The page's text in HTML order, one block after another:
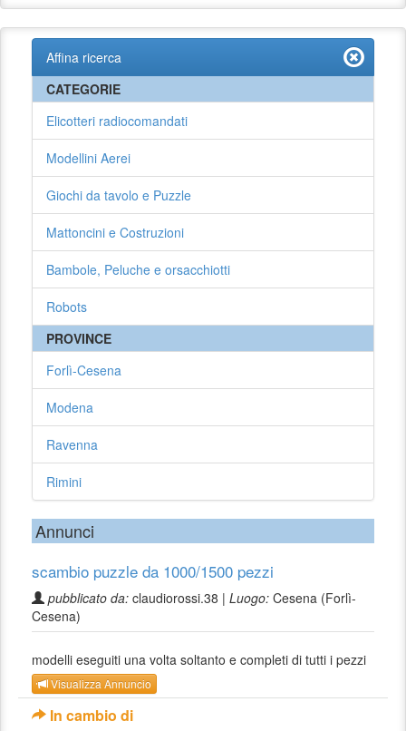
Affina ricerca
CATEGORIE
Elicotteri radiocomandati
Modellini Aerei
Giochi da tavolo e Puzzle
Mattoncini e Costruzioni
Bambole, Peluche e orsacchiotti
Robots
PROVINCE
Forlì-Cesena
Modena
Ravenna
Rimini
Annunci
scambio puzzle da 1000/1500 pezzi
pubblicato da: claudiorossi.38 | Luogo: Cesena (Forlì-
Cesena)
modelli eseguiti una volta soltanto e completi di tutti i pezzi
Visualizza Annuncio
In cambio di